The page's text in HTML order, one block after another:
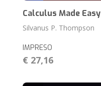
Calculus Made Easy
Silvanus P. Thompson
IMPRESO
€ 27,16